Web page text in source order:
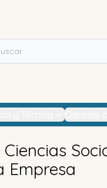
Ciencias
Empresa